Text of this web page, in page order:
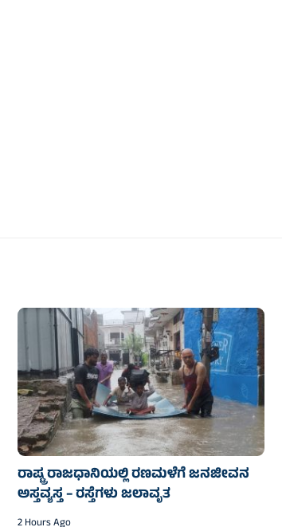
ರಾಷ್ಟ್ರ ರಾಜಧಾನಿಯಲ್ಲಿ ರಣಮಳೆಗೆ ಜನಜೀವನ
ಅಸ್ತವ್ಯಸ್ತ – ರಸ್ತೆಗಳು ಜಲಾವೃತ